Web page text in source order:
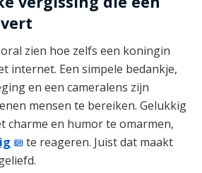
zien hoe zelfs een koningin
internet. Een simpele bedankje,
en een cameralens zijn
mensen te bereiken. Gelukkig
charme en humor te omarmen,
te reageren. Juist dat maakt